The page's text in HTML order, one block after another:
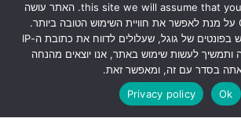
לירון רז. המידע המוצג באתר לא
גידול צמחים טורפים, אלא קווים
this site we will assume that you are happy with it. האתר עושה
שימוש ב-COOKIES על מנת לאפשר את חוויית השימוש הטובה ביותר.
אנחנו גם עושים שימוש בפונטים של גוגל, שעלולים לדווח את כתובת ה-IP
ותמשיך לעשות שימוש באתר, אנו יוצאים מהנחה
בסדר עם זה, ומאפשר זאת.
Ok
Privacy policy